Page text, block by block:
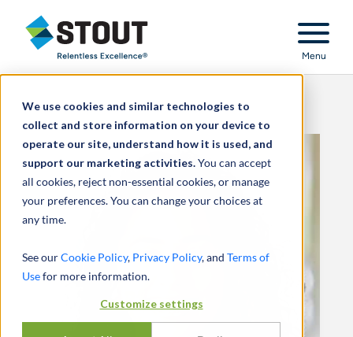
We use cookies and similar technologies to
collect and store information on your device to
operate our site, understand how it is used, and
support our marketing activities.You can accept
all cookies, reject non-essential cookies, or manage
your preferences. You can change your choices at
any time.
See ourCookie Policy, Privacy Policy, and Terms of
Usefor more information.
Customize settings
Stout Relentless Excellence
Menu